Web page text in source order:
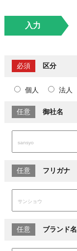
入力
必須 区分
個人 法人
任意 御社名
任意 フリガナ
任意 ブランド名